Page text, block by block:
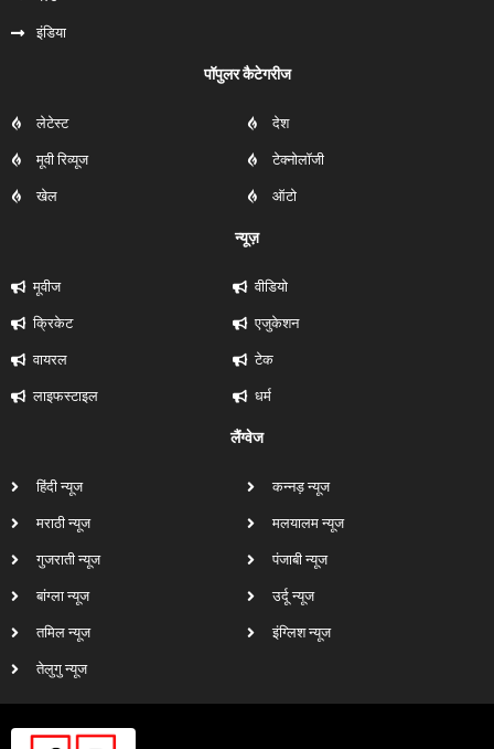
इंडिया
पॉपुलर कैटेगरीज
लेटेस्ट
मूवी रिव्यूज
खेल
देश
टेक्नोलॉजी
ऑटो
न्यूज़
मूवीज
क्रिकेट
वायरल
लाइफस्टाइल
वीडियो
एजुकेशन
टेक
धर्म
लैंग्वेज
हिंदी न्यूज
मराठी न्यूज
गुजराती न्यूज
बांग्ला न्यूज
तमिल न्यूज
तेलुगु न्यूज
कन्नड़ न्यूज
मलयालम न्यूज
पंजाबी न्यूज
उर्दू न्यूज
इंग्लिश न्यूज